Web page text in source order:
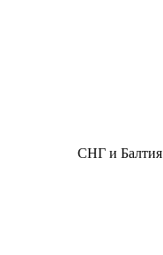
СНГ и Балтия